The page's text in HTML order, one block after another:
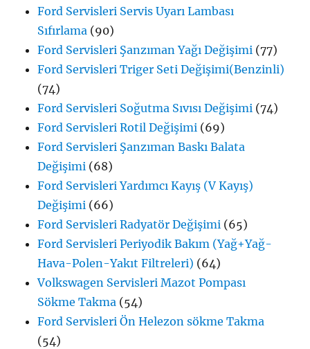
Ford Servisleri Servis Uyarı Lambası
Sıfırlama (90)
Ford Servisleri Şanzıman Yağı Değişimi (77)
Ford Servisleri Triger Seti Değişimi(Benzinli)
(74)
Ford Servisleri Soğutma Sıvısı Değişimi (74)
Ford Servisleri Rotil Değişimi (69)
Ford Servisleri Şanzıman Baskı Balata
Değişimi (68)
Ford Servisleri Yardımcı Kayış (V Kayış)
Değişimi (66)
Ford Servisleri Radyatör Değişimi (65)
Ford Servisleri Periyodik Bakım (Yağ+Yağ-
Hava-Polen-Yakıt Filtreleri) (64)
Volkswagen Servisleri Mazot Pompası
Sökme Takma (54)
Ford Servisleri Ön Helezon sökme Takma
(54)